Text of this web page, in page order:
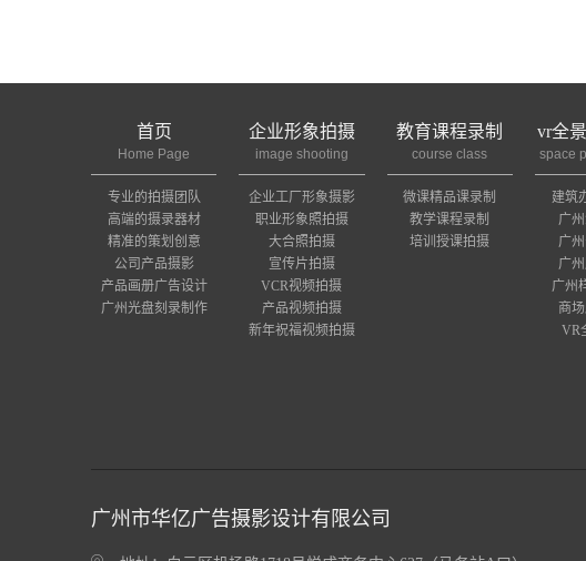
首页
Home Page
专业的拍摄团队
高端的摄录器材
精准的策划创意
公司产品摄影
产品画册广告设计
广州光盘刻录制作
企业形象拍摄
image shooting
企业工厂形象摄影
职业形象照拍摄
大合照拍摄
宣传片拍摄
VCR视频拍摄
产品视频拍摄
新年祝福视频拍摄
教育课程录制
course class
微课精品课录制
教学课程录制
培训授课拍摄
vr全
space
建筑
广
广
广
广州
商
VR
广州市华亿广告摄影设计有限公司